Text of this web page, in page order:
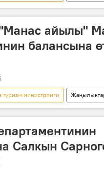
сынак
айылы"
балансына
министрлиги
Азамат Жаманкулов
Салкын